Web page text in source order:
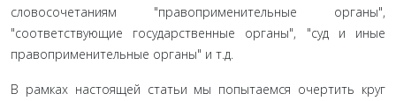
словосочетаниям "правопри­менительные органы",
"соответствующие государственные орга­ны", "суд и иные
правоприменительные органы" и т.д.
В рамках настоящей статьи мы попытаемся очертить круг